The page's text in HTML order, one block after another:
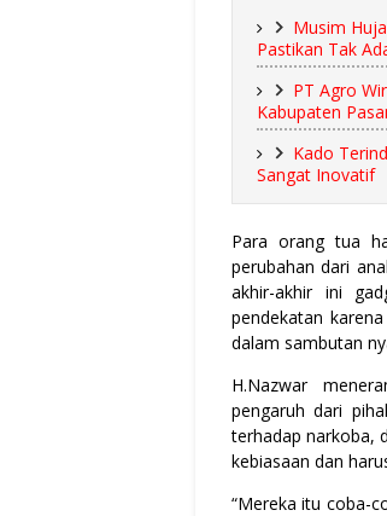
Musim
Pastikan Tak
PT Agro
Kabupaten
Kado
Sangat Inovatif
Para orang tua
perubahan dari
akhir-akhir ini
pendekatan
dalam sambutan
H.Nazwar
pengaruh dari
terhadap narkoba,
kebiasaan dan
“Mereka itu coba-